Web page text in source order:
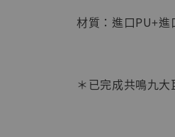
材質：進口PU+進
＊已完成共鳴九大